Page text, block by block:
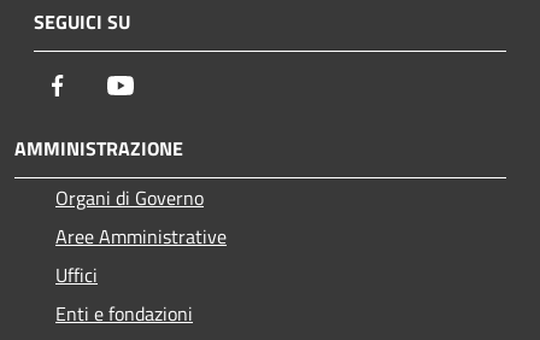
SEGUICI SU
Facebook
AMMINISTRAZIONE
Organi di Governo
Aree Amministrative
Uffici
Enti e fondazioni